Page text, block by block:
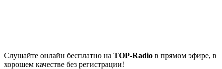
Cлушайте онлайн бесплатно на TOP-Radio в прямом эфире, в
хорошем качестве без регистрации!